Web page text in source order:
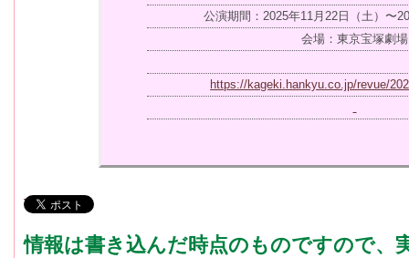
公演期間：2025年11月22日（土）〜
会場：東京宝塚劇場
https://kageki.hankyu.co.jp/revue/
情報は書き込んだ時点のものですので、